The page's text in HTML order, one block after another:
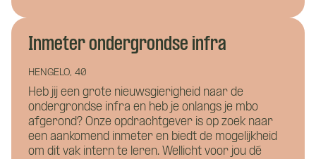
Inmeter ondergrondse infra
HENGELO, 40
Heb jij een grote nieuwsgierigheid naar de
ondergrondse infra en heb je onlangs je mbo
afgerond? Onze opdrachtgever is op zoek naar
een aankomend inmeter en biedt de mogelijkheid
om dit vak intern te leren. Wellicht voor jou dé
Wie ben je?